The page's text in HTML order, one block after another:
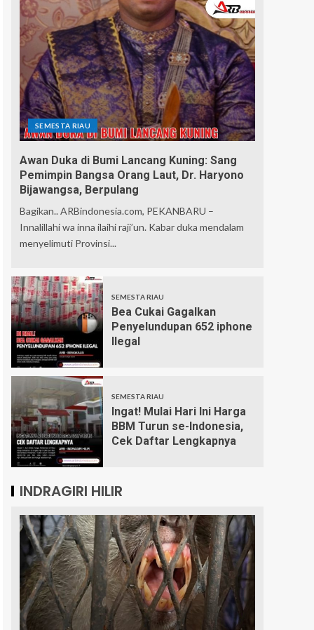
SEMESTA RIAU
Awan Duka di Bumi Lancang Kuning: Sang
Pemimpin Bangsa Orang Laut, Dr. Haryono
Bijawangsa, Berpulang
Bagikan.. ARBindonesia.com, PEKANBARU –
Innalillahi wa inna ilaihi raji’un. Kabar duka mendalam
menyelimuti Provinsi...
SEMESTA RIAU
Bea Cukai Gagalkan
Penyelundupan 652 iphone
Ilegal
SEMESTA RIAU
Ingat! Mulai Hari Ini Harga
BBM Turun se-Indonesia,
Cek Daftar Lengkapnya
INDRAGIRI HILIR